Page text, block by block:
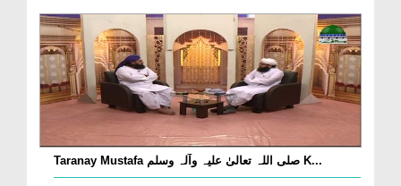
Taranay Mustafa صلی اللہ تعالیٰ علیہ وآلہ وسلم K...